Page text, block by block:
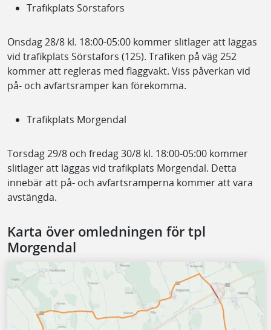
Trafikplats Sörstafors
Onsdag 28/8 kl. 18:00-05:00 kommer slitlager att läggas
vid trafikplats Sörstafors (125). Trafiken på väg 252
kommer att regleras med flaggvakt. Viss påverkan vid
på- och avfartsramper kan förekomma.
Trafikplats Morgendal
Torsdag 29/8 och fredag 30/8 kl. 18:00-05:00 kommer
slitlager att läggas vid trafikplats Morgendal. Detta
innebär att på- och avfartsramperna kommer att vara
avstängda.
Karta över omledningen för tpl
Morgendal